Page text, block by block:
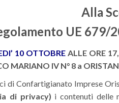
Alla
UE 679/
10 OTTOBRE ALLE ORE
MARIANO IV N° 8 a
di Confartigianato Imprese
di privacy) i contenuti delle